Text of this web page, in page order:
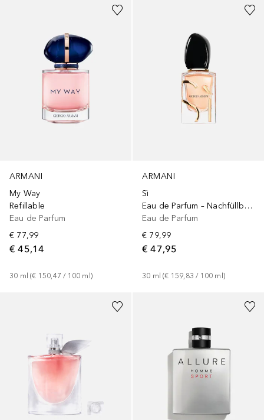
ARMANI
My Way
Refillable
Eau de Parfum
€ 77,99
€ 45,14
30 ml (€ 150,47 / 100 ml)
ARMANI
Sì
Eau de Parfum – Nachfüllbares Parfüm
Eau de Parfum
€ 79,99
€ 47,95
30 ml (€ 159,83 / 100 ml)